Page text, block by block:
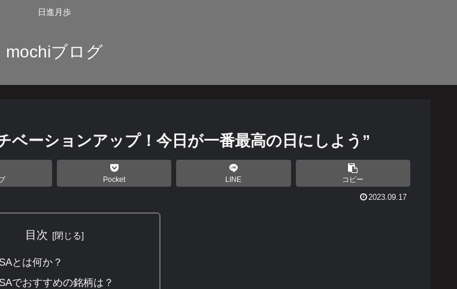
日進月歩
mochiブログ
ベーションアップ！今日が一番最高の日にしよう”
Pocket LINE コピー
2023.09.17
目次
とは何か？
でおすすめの銘柄は？